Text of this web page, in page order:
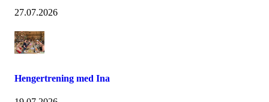
27.07.2026
Hengertrening med Ina